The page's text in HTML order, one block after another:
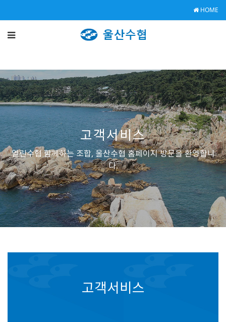
HOME
고객서비스
열린수협 함께하는 조합, 울산수협 홈페이지 방문을 환영합니
다.
고객서비스